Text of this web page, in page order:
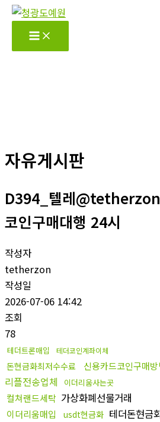
콘
자유게시판
D394_텔레@tetherzon
코인구매대행 24시
작성자
tetherzon
작성일
2026-07-06 14:42
조회
78
테더트론매입 테더코인계좌이체
돈현금화최저수수료 신용카드코인구매방
리플전송업체
이더리움사는곳
컬쳐랜드세탁 가상화폐선물거래
이더리움매입 usdt현금화 테더돈현금